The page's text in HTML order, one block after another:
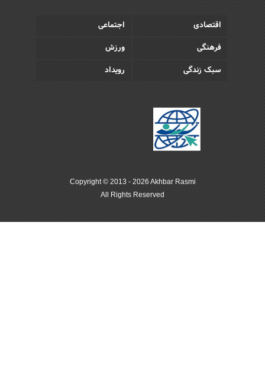
اقتصادی
اجتماعی
فرهنگی
ورزش
سبک زندگی
رویداد
Copyright © 2013 - 2026 Akhbar Rasmi
All Rights Reserved